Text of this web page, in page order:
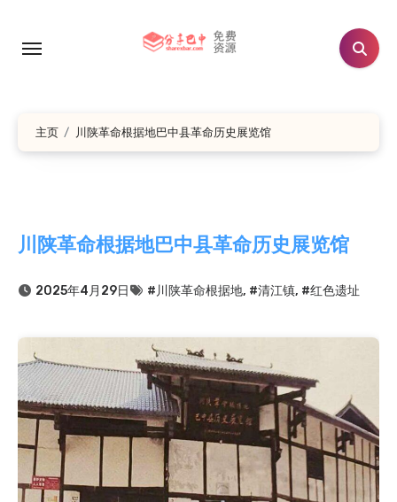
主页 川陕革命根据地巴中县革命历史展览馆
川陕革命根据地巴中县革命历史展览馆
2025年4月29日 #川陕革命根据地, #清江镇, #红色遗址